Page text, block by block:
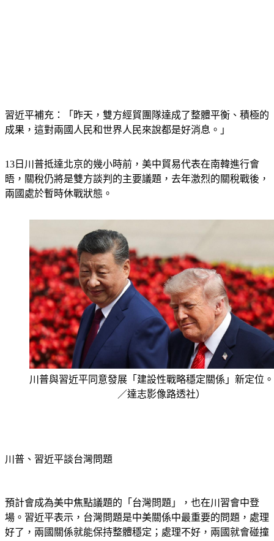
習近平補充：「昨天，雙方經貿團隊達成了整體平衡、積極的
成果，這對兩國人民和世界人民來說都是好消息。」
13日川普抵達北京的幾小時前，美中貿易代表在南韓進行會
晤，關稅仍將是雙方談判的主要議題，去年激烈的關稅戰後，
兩國處於暫時休戰狀態。
川普與習近平同意發展「建設性戰略穩定關係」新定位
／達志影像路透社）
川普、習近平談台灣問題
預計會成為美中焦點議題的「台灣問題」，也在川習會中登
場。習近平表示，台灣問題是中美關係中最重要的問題，處理
好了，兩國關係就能保持整體穩定；處理不好，兩國就會碰撞